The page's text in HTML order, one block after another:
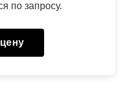
по запросу.